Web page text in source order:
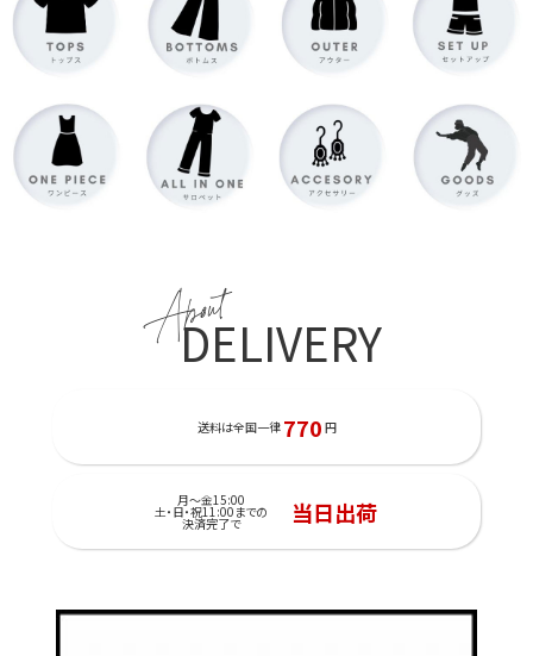
About
DELIVERY
送料は全国一律 770 円
月～金15:00
土・日・祝11:00までの
決済完了で 当日出荷